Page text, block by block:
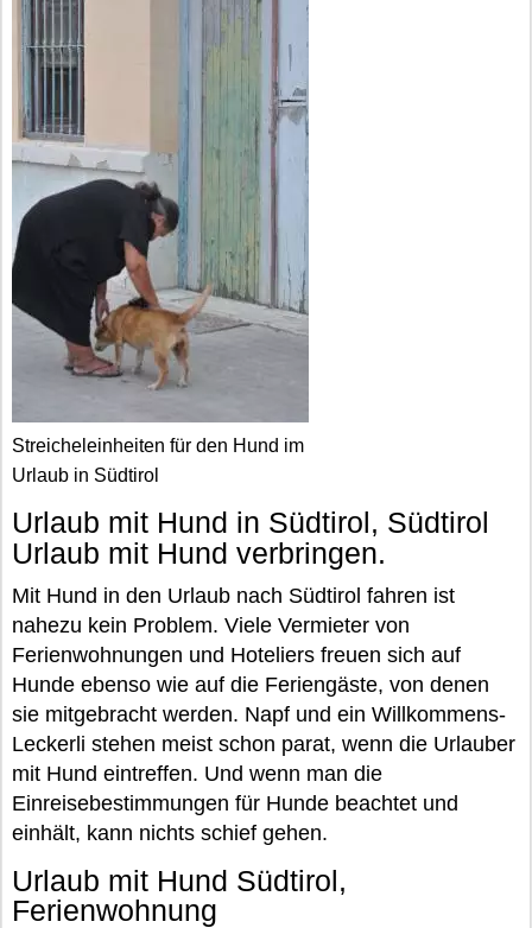
Streicheleinheiten für den Hund im
Urlaub in Südtirol
Urlaub mit Hund in Südtirol, Südtirol
Urlaub mit Hund verbringen.
Mit Hund in den Urlaub nach Südtirol fahren ist
nahezu kein Problem. Viele Vermieter von
Ferienwohnungen und Hoteliers freuen sich auf
Hunde ebenso wie auf die Feriengäste, von denen
sie mitgebracht werden. Napf und ein Willkommens-
Leckerli stehen meist schon parat, wenn die Urlauber
mit Hund eintreffen. Und wenn man die
Einreisebestimmungen für Hunde beachtet und
einhält, kann nichts schief gehen.
Urlaub mit Hund Südtirol,
Ferienwohnung